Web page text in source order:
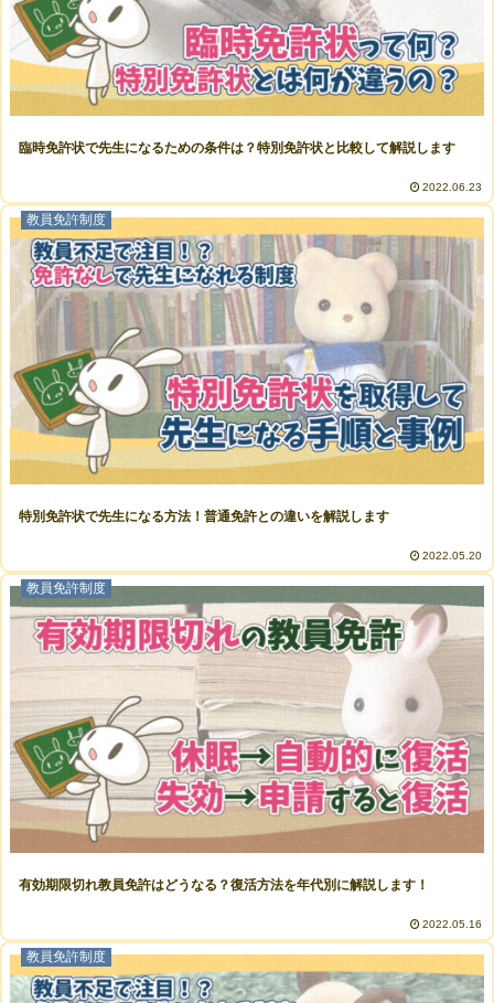
臨時免許状で先生になるための条件は？特別免許状と比較して解説します
2022.06.23
教員免許制度
特別免許状で先生になる方法！普通免許との違いを解説します
2022.05.20
教員免許制度
有効期限切れ教員免許はどうなる？復活方法を年代別に解説します！
2022.05.16
教員免許制度